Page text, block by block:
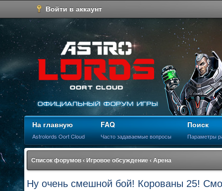
Войти в аккаунт
На главную
Astrolords Oort Cloud
FAQ
Часто задаваемые вопросы
Поиск
Параметры
Список форумов ‹ Игровое обсуждение ‹ Арена
Ну очень смешной бой! Корованы 25!